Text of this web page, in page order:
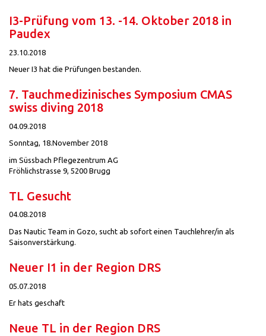
I3-Prüfung vom 13. -14. Oktober 2018 in
Paudex
23.10.2018
Neuer I3 hat die Prüfungen bestanden.
7. Tauchmedizinisches Symposium CMAS
swiss diving 2018
04.09.2018
Sonntag, 18.November 2018
im Süssbach Pflegezentrum AG
Fröhlichstrasse 9, 5200 Brugg
TL Gesucht
04.08.2018
Das Nautic Team in Gozo, sucht ab sofort einen Tauchlehrer/in als
Saisonverstärkung.
Neuer I1 in der Region DRS
05.07.2018
Er hats geschaft
Neue TL in der Region DRS